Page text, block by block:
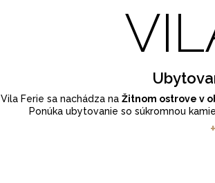
Vila Ferie sa nachádza na Žitnom ostrove v
Ponúka ubytovanie so súkromnou